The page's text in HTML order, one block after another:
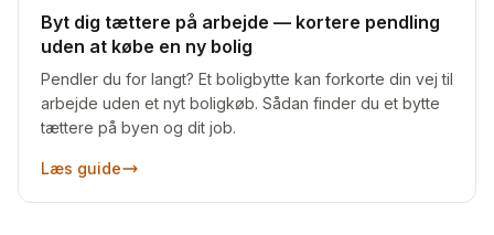
Byt dig tættere på arbejde — kortere pendling
uden at købe en ny bolig
Pendler du for langt? Et boligbytte kan forkorte din vej til
arbejde uden et nyt boligkøb. Sådan finder du et bytte
tættere på byen og dit job.
Læs guide